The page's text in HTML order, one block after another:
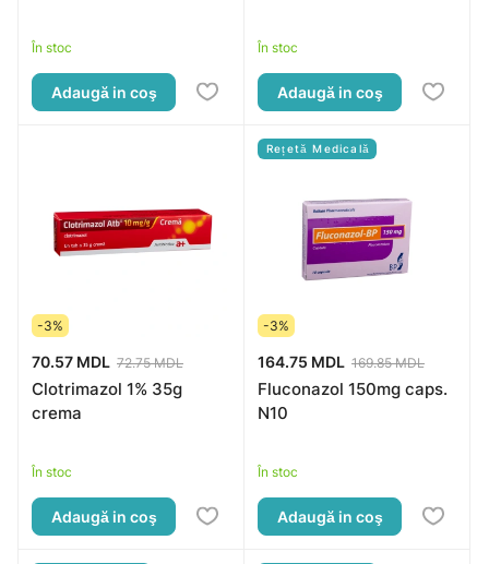
În stoc
Adaugă in coş
În stoc
Adaugă in coş
-3%
70.57 MDL 72.75 MDL
Clotrimazol 1% 35g
crema
În stoc
Adaugă in coş
Rețetă Medicală
-3%
164.75 MDL 169.85 MDL
Fluconazol 150mg caps.
N10
În stoc
Adaugă in coş